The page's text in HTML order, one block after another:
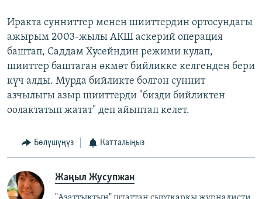
Иракта сунниттер менен шииттердин ортосундагы
ажырым 2003-жылы АКШ аскерий операция
баштап, Саддам Хусейндин режими кулап,
шииттер баштаган өкмөт бийликке келгенден бери
күч алды. Мурда бийликте болгон суннит
азчылыгы азыр шииттерди "бизди бийликтен
оолактатып жатат" деп айыптап келет.
Бөлүшүңүз Катталыңыз
Жаңыл Жусупжан